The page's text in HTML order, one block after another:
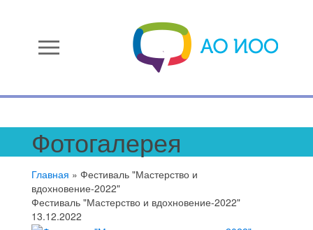
menu
Фотогалерея
Главная » Фестиваль "Мастерство и
вдохновение-2022"
Фестиваль "Мастерство и вдохновение-2022"
13.12.2022